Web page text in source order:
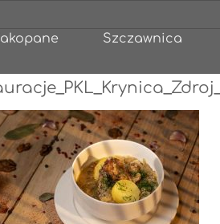
Szczawnica